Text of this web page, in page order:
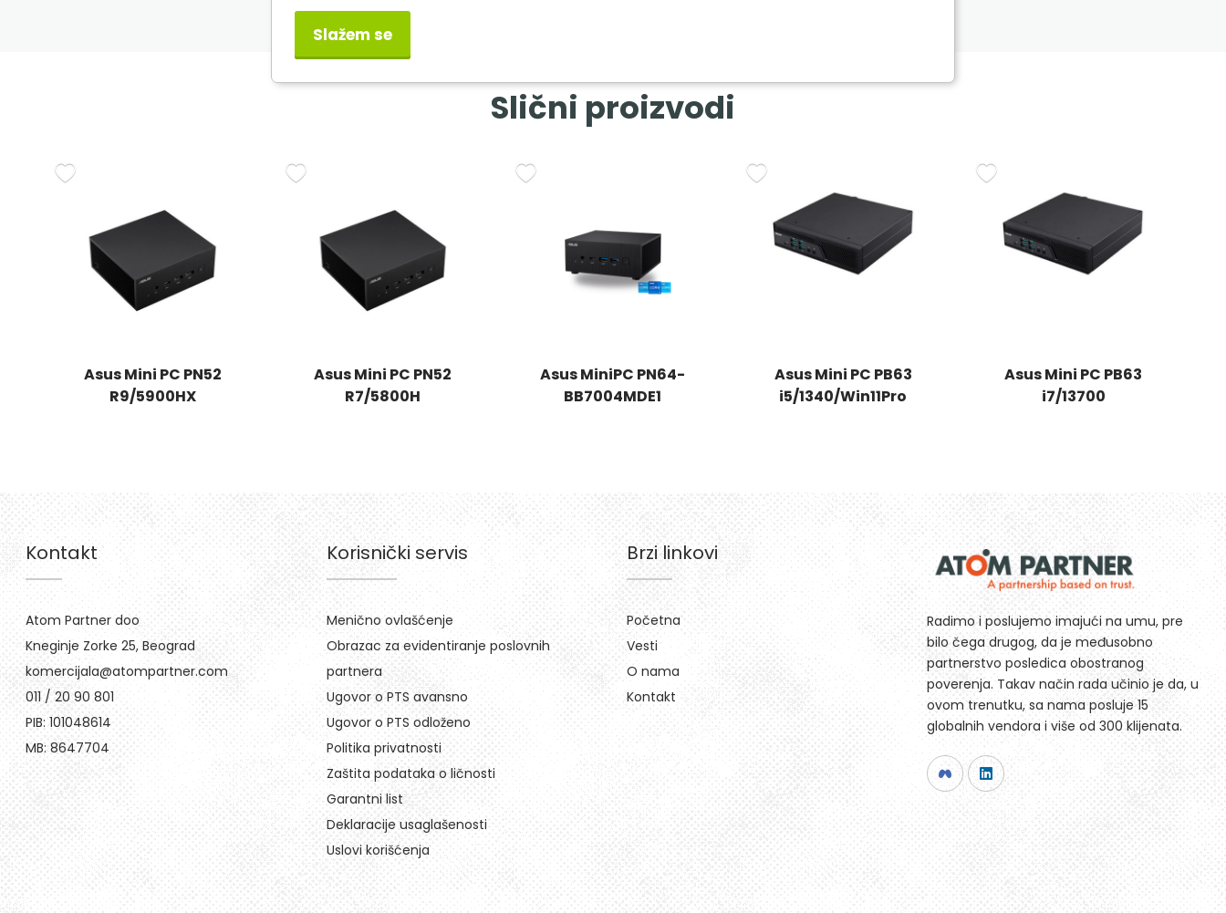
Slični proizvodi
Asus Mini PC PN52
R9/5900HX
Asus Mini PC PN52
R7/5800H
Asus MiniPC PN64-
BB7004MDE1
Asus Mini PC PB63
i5/1340/Win11Pro
Asus Mini PC PB63
i7/13700
Kontakt
Atom Partner doo
Kneginje Zorke 25, Beograd
komercijala@atompartner.com
011 / 20 90 801
PIB: 101048614
MB: 8647704
Korisnički servis
Menično ovlašćenje
Obrazac za evidentiranje poslovnih
partnera
Ugovor o PTS avansno
Ugovor o PTS odloženo
Politika privatnosti
Zaštita podataka o ličnosti
Garantni list
Deklaracije usaglašenosti
Uslovi korišćenja
Brzi linkovi
Početna
Vesti
O nama
Kontakt
Radimo i poslujemo imajući na umu, pre
bilo čega drugog, da je međusobno
partnerstvo posledica obostranog
poverenja. Takav način rada učinio je da, u
ovom trenutku, sa nama posluje 15
globalnih vendora i više od 300 klijenata.
Slažem se